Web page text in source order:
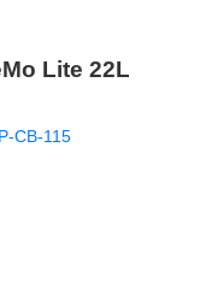
Lite 22L
P-CB-115